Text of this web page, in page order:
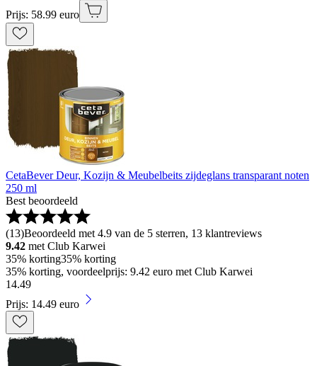
Prijs: 58.99 euro
CetaBever Deur, Kozijn & Meubelbeits zijdeglans transparant noten
250 ml
Best beoordeeld
(13)Beoordeeld met 4.9 van de 5 sterren, 13 klantreviews
9.42 met Club Karwei
35% korting35% korting
35% korting, voordeelprijs: 9.42 euro met Club Karwei
14.49
Prijs: 14.49 euro